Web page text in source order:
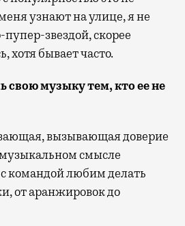
узнают на улице, я не
звездой, скорее
хотя бывает часто.
музыку тем, кто ее не
вызывающая доверие
смысле
командой любим делать
от аранжировок до